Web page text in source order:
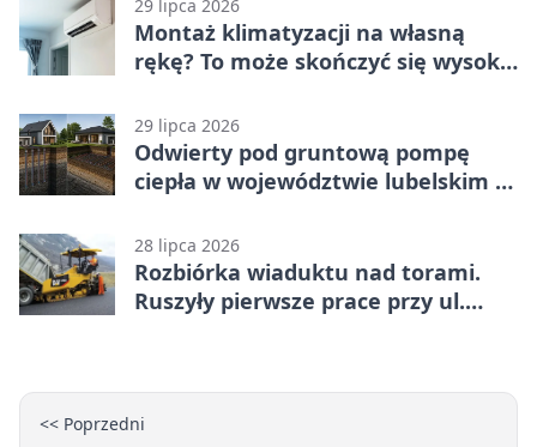
29 lipca 2026
Montaż klimatyzacji na własną
rękę? To może skończyć się wysoką
29 lipca 2026
Odwierty pod gruntową pompę
ciepła w województwie lubelskim -
28 lipca 2026
Rozbiórka wiaduktu nad torami.
Ruszyły pierwsze prace przy ul.
<< Poprzedni